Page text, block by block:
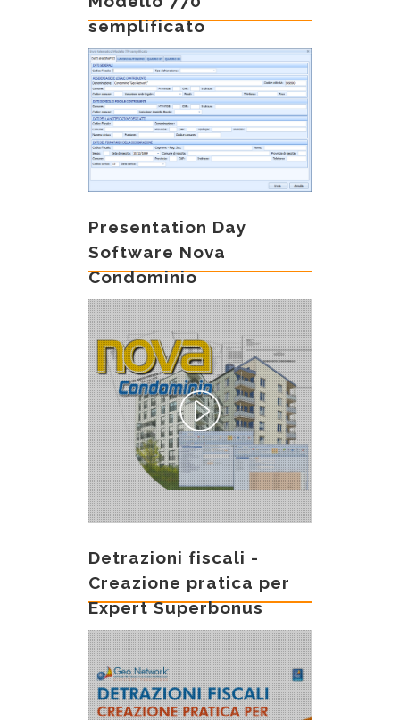
semplificato
Presentation Day
Software Nova
Condominio
Detrazioni fiscali -
Creazione pratica per
Expert Superbonus